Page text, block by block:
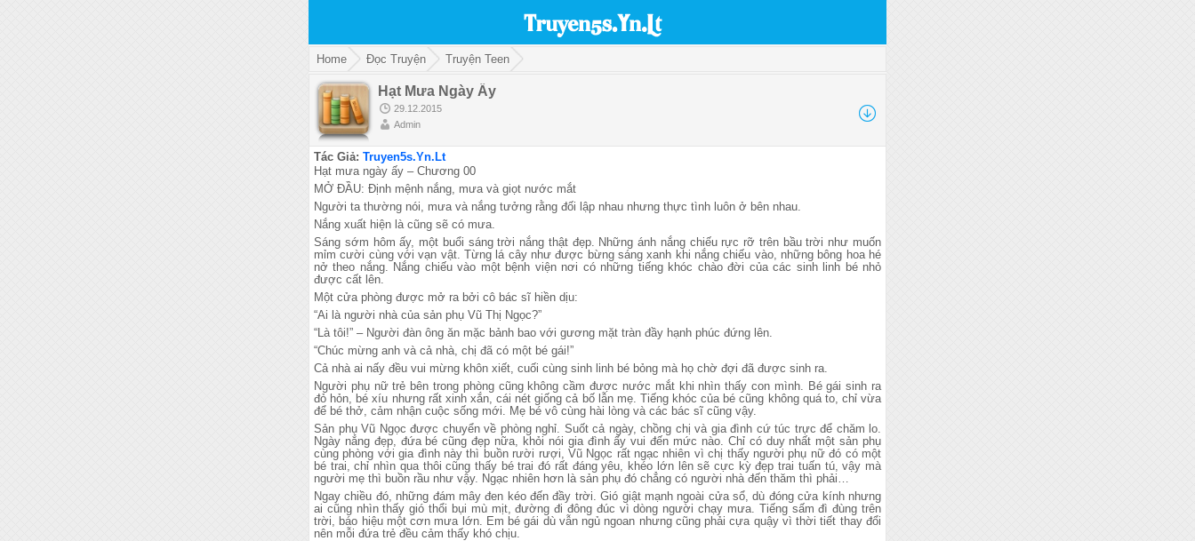
Home Đọc Truyện Truyện Teen
Hạt Mưa Ngày Ấy
29.12.2015
Admin
Tác Giả: Truyen5s.Yn.Lt
Hạt mưa ngày ấy – Chương 00
MỞ ĐẦU: Định mệnh nắng, mưa và giọt nước mắt
Người ta thường nói, mưa và nắng tưởng rằng đối lập nhau nhưng thực tình luôn ở bên nhau.
Nắng xuất hiện là cũng sẽ có mưa.
Sáng sớm hôm ấy, một buổi sáng trời nắng thật đẹp. Những ánh nắng chiếu rực rỡ trên bầu trời như muốn
mỉm cười cùng với vạn vật. Từng lá cây như được bừng sáng xanh khi nắng chiếu vào, những bông hoa hé
nở theo nắng. Nắng chiếu vào một bệnh viện nơi có những tiếng khóc chào đời của các sinh linh bé nhỏ
được cất lên.
Một cửa phòng được mở ra bởi cô bác sĩ hiền dịu:
“Ai là người nhà của sản phụ Vũ Thị Ngọc?”
“Là tôi!” – Người đàn ông ăn mặc bảnh bao với gương mặt tràn đầy hạnh phúc đứng lên.
“Chúc mừng anh và cả nhà, chị đã có một bé gái!”
Cả nhà ai nấy đều vui mừng khôn xiết, cuối cùng sinh linh bé bỏng mà họ chờ đợi đã được sinh ra.
Người phụ nữ trẻ bên trong phòng cũng không cầm được nước mắt khi nhìn thấy con mình. Bé gái sinh ra
đỏ hỏn, bé xíu nhưng rất xinh xắn, cái nét giống cả bố lẫn mẹ. Tiếng khóc của bé cũng không quá to, chỉ vừa
để bé thở, cảm nhận cuộc sống mới. Mẹ bé vô cùng hài lòng và các bác sĩ cũng vậy.
Sản phụ Vũ Ngọc được chuyển về phòng nghỉ. Suốt cả ngày, chồng chị và gia đình cứ túc trực để chăm lo.
Ngày nắng đẹp, đứa bé cũng đẹp nữa, khỏi nói gia đình ấy vui đến mức nào. Chỉ có duy nhất một sản phụ
cùng phòng với gia đình này thì buồn rười rượi, Vũ Ngọc rất ngạc nhiên vì chị thấy người phụ nữ đó có một
bé trai, chỉ nhìn qua thôi cũng thấy bé trai đó rất đáng yêu, khéo lớn lên sẽ cực kỳ đẹp trai tuấn tú, vậy mà
người mẹ thì buồn rầu như vậy. Ngạc nhiên hơn là sản phụ đó chẳng có người nhà đến thăm thì phải…
Ngay chiều đó, những đám mây đen kéo đến đầy trời. Gió giật mạnh ngoài cửa sổ, dù đóng cửa kính nhưng
ai cũng nhìn thấy gió thổi bụi mù mịt, đường đi đông đúc vì dòng người chạy mưa. Tiếng sấm đì đùng trên
trời, báo hiệu một cơn mưa lớn. Em bé gái dù vẫn ngủ ngoan nhưng cũng phải cựa quậy vì thời tiết thay đổi
nên mỗi đứa trẻ đều cảm thấy khó chịu.